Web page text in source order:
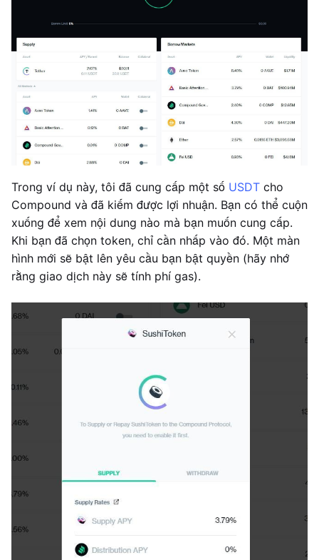
Trong ví dụ này, tôi đã cung cấp một số USDT cho
Compound và đã kiếm được lợi nhuận. Bạn có thể cuộn
xuống để xem nội dung nào mà bạn muốn cung cấp.
Khi bạn đã chọn token, chỉ cần nhấp vào đó. Một màn
hình mới sẽ bật lên yêu cầu bạn bật quyền (hãy nhớ
rằng giao dịch này sẽ tính phí gas).